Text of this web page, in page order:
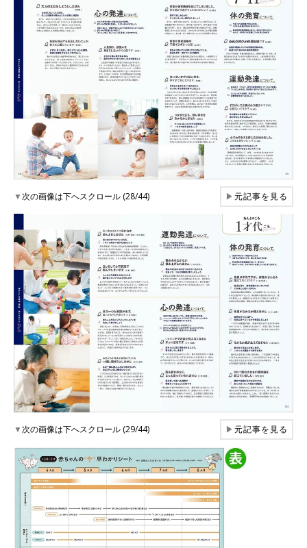
▼次の画像は下へスクロール (28/44) ▶元記事を見る
▼次の画像は下へスクロール (29/44) ▶元記事を見る